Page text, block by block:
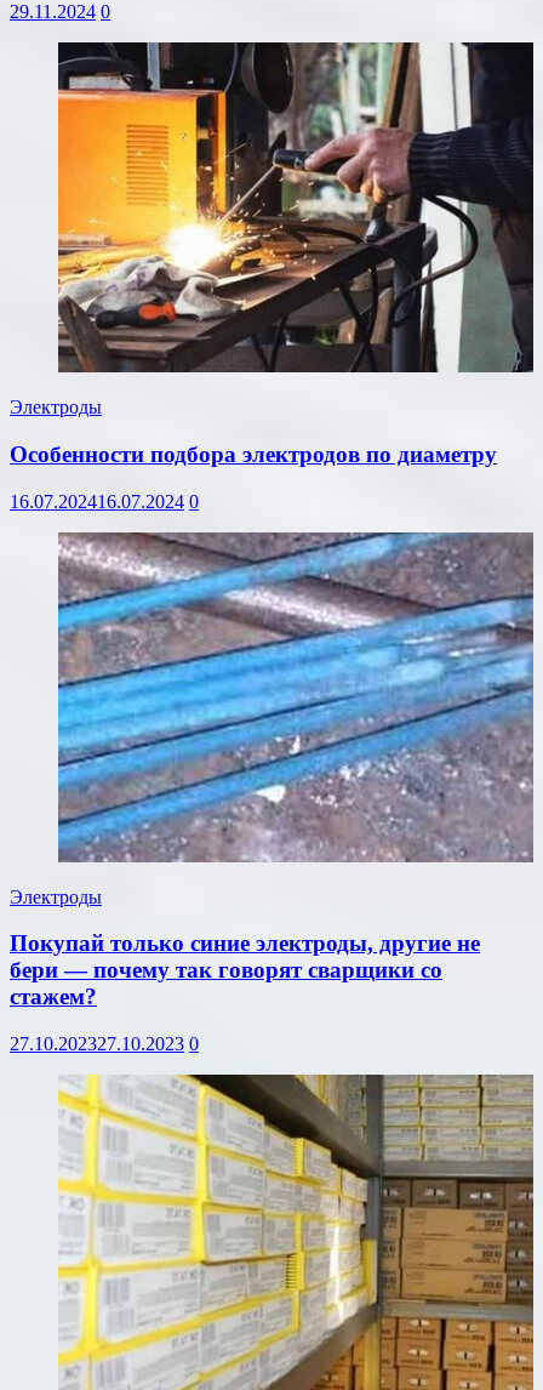
29.11.2024 0
Электроды
Особенности подбора электродов по диаметру
16.07.202416.07.2024 0
Электроды
Покупай только синие электроды, другие не
бери — почему так говорят сварщики со
стажем?
27.10.202327.10.2023 0